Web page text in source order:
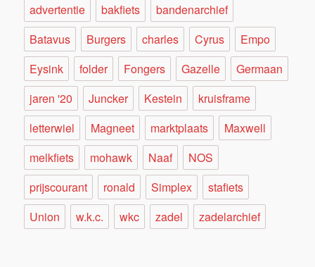
advertentie
bakfiets
bandenarchief
Batavus
Burgers charles Cyrus
Empo
Eysink
folder Fongers Gazelle
Germaan
jaren '20
Juncker Kestein
kruisframe
letterwiel
Magneet marktplaats
Maxwell
melkfiets
mohawk Naaf
NOS
prijscourant
ronald Simplex
stafiets
Union
w.k.c. wkc zadel zadelarchief